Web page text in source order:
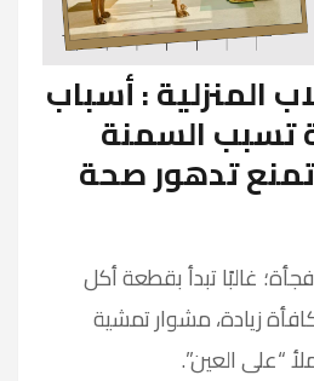
المنزلية : أسباب
تسبب السمنة
تمنع تدهور صحة
غالبًا تبدأ بقطعة أكل
زيادة، مشوار تمشية
“على العين”.